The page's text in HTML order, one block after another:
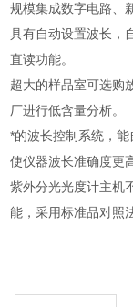
规模集成数字电路、
具有自动设置波长，
直读功能。
超大的样品室可选购
厂进行低含量分析。
*的波长控制系统，能
使仪器波长准确度更
紫外分光光度计主机
能，采用标准品对照